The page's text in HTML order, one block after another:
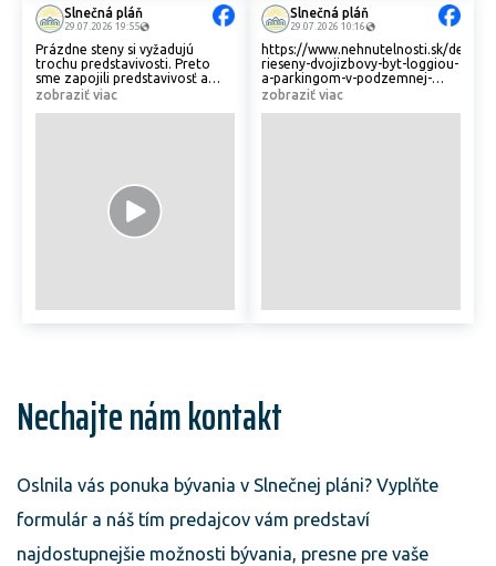
Slnečná pláň
29.07.2026 19:55
Prázdne steny si vyžadujú
trochu predstavivosti. Preto
sme zapojili predstavivosť a
pozreli sa na to, ako by v našich
zobraziť viac
Slnečná pláň
29.07.2026 10:16
https://www.nehnutelnosti.sk/detail/
rieseny-dvojizbovy-byt-loggiou-
a-parkingom-v-podzemnej-
garazi-tento-mesiac-bonusova-
zobraziť viac
Nechajte nám kontakt
Oslnila vás ponuka bývania v Slnečnej pláni? Vyplňte
formulár a náš tím predajcov vám predstaví
najdostupnejšie možnosti bývania, presne pre vaše